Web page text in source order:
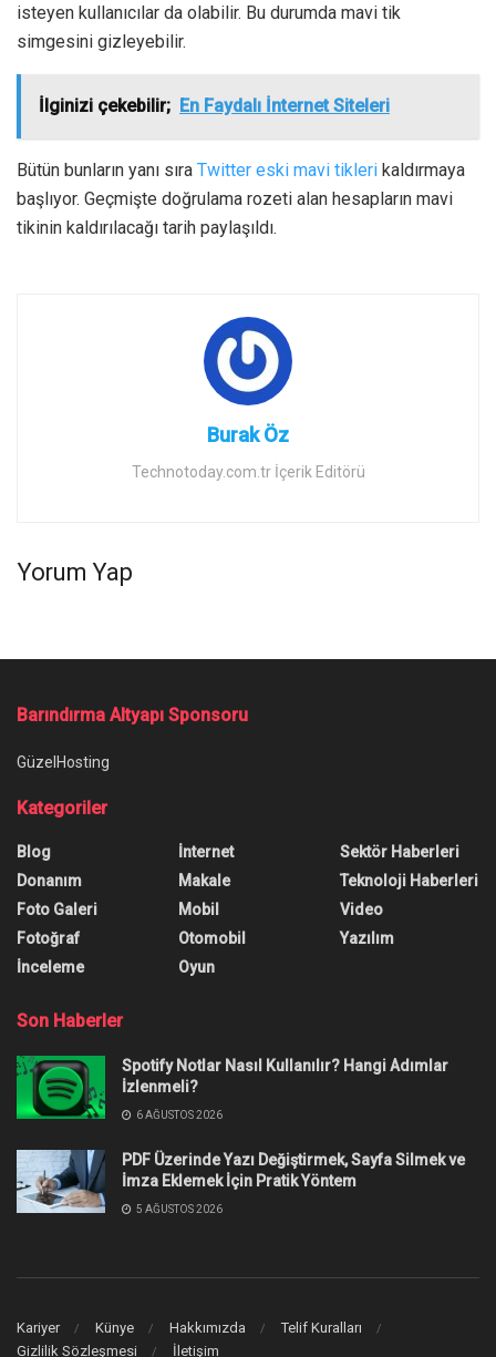
isteyen kullanıcılar da olabilir. Bu durumda mavi tik
simgesini gizleyebilir.
İlginizi çekebilir; En Faydalı İnternet Siteleri
Bütün bunların yanı sıra Twitter eski mavi tikleri kaldırmaya
başlıyor. Geçmişte doğrulama rozeti alan hesapların mavi
tikinin kaldırılacağı tarih paylaşıldı.
Burak Öz
Technotoday.com.tr İçerik Editörü
Yorum Yap
Barındırma Altyapı Sponsoru
GüzelHosting
Kategoriler
Blog
Donanım
Foto Galeri
Fotoğraf
İnceleme
İnternet
Makale
Mobil
Otomobil
Oyun
Sektör Haberleri
Teknoloji Haberleri
Video
Yazılım
Son Haberler
Spotify Notlar Nasıl Kullanılır? Hangi Adımlar
İzlenmeli?
6 AĞUSTOS 2026
PDF Üzerinde Yazı Değiştirmek, Sayfa Silmek ve
İmza Eklemek İçin Pratik Yöntem
5 AĞUSTOS 2026
Kariyer Künye Hakkımızda
Telif Kuralları
Gizlilik Sözleşmesi
İletişim